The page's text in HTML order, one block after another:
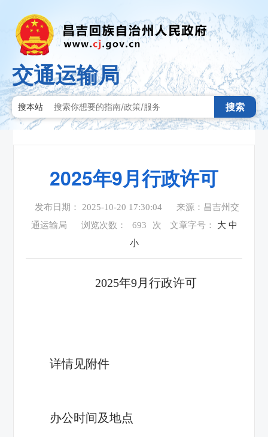
交通运输局
搜本站 搜索
2025年9月行政许可
发布日期： 2025-10-20 17:30:04
来源：昌吉州交
通运输局
浏览次数： 693 次 文章字号： 大 中
小
2025年9月行政许可
详情见附件
办公时间及地点